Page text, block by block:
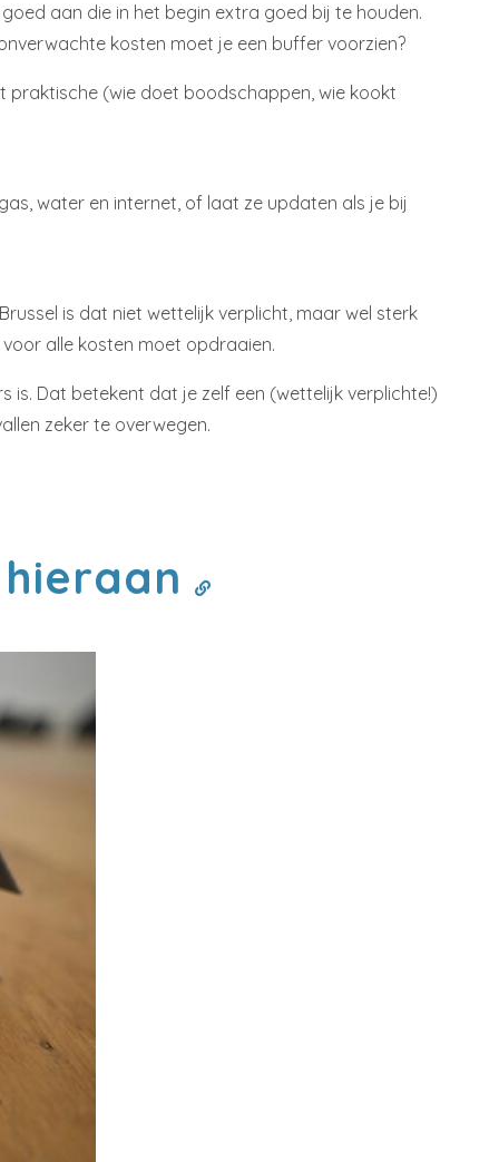
aan die in het begin extra goed bij te houden.
kosten moet je een buffer voorzien?
praktische (wie doet boodschappen, wie kookt
water en internet, of laat ze updaten als je bij
is dat niet wettelijk verplicht, maar wel sterk
alle kosten moet opdraaien.
is. Dat betekent dat je zelf een (wettelijk verplichte!)
zeker te overwegen.